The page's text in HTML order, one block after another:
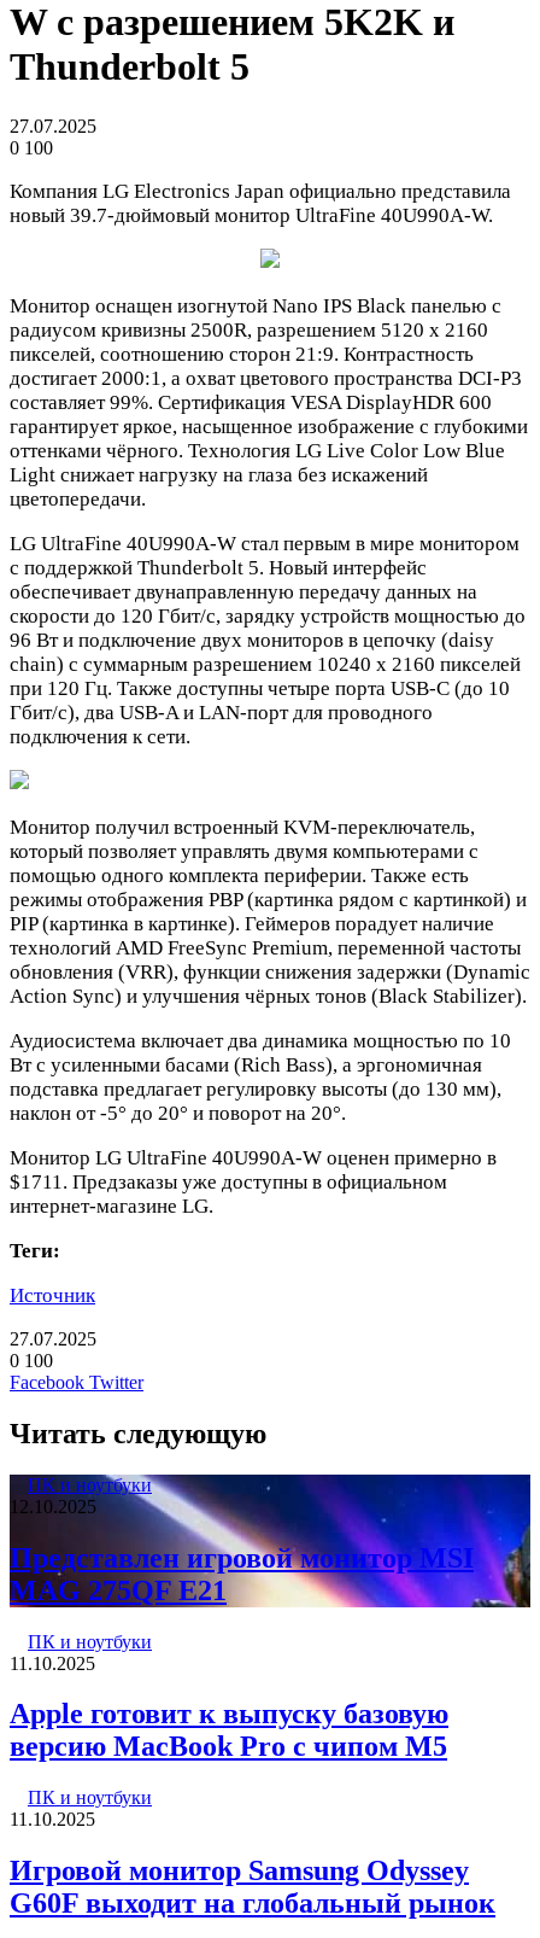
W с разрешением 5K2K и
Thunderbolt 5
27.07.2025
0 100
Компания LG Electronics Japan официально представила
новый 39.7-дюймовый монитор UltraFine 40U990A-W.
Монитор оснащен изогнутой Nano IPS Black панелью с
радиусом кривизны 2500R, разрешением 5120 х 2160
пикселей, соотношению сторон 21:9. Контрастность
достигает 2000:1, а охват цветового пространства DCI-P3
составляет 99%. Сертификация VESA DisplayHDR 600
гарантирует яркое, насыщенное изображение с глубокими
оттенками чёрного. Технология LG Live Color Low Blue
Light снижает нагрузку на глаза без искажений
цветопередачи.
LG UltraFine 40U990A-W стал первым в мире монитором
с поддержкой Thunderbolt 5. Новый интерфейс
обеспечивает двунаправленную передачу данных на
скорости до 120 Гбит/с, зарядку устройств мощностью до
96 Вт и подключение двух мониторов в цепочку (daisy
chain) с суммарным разрешением 10240 х 2160 пикселей
при 120 Гц. Также доступны четыре порта USB-C (до 10
Гбит/с), два USB-A и LAN-порт для проводного
подключения к сети.
Монитор получил встроенный KVM-переключатель,
который позволяет управлять двумя компьютерами с
помощью одного комплекта периферии. Также есть
режимы отображения PBP (картинка рядом с картинкой) и
PIP (картинка в картинке). Геймеров порадует наличие
технологий AMD FreeSync Premium, переменной частоты
обновления (VRR), функции снижения задержки (Dynamic
Action Sync) и улучшения чёрных тонов (Black Stabilizer).
Аудиосистема включает два динамика мощностью по 10
Вт с усиленными басами (Rich Bass), а эргономичная
подставка предлагает регулировку высоты (до 130 мм),
наклон от -5° до 20° и поворот на 20°.
Монитор LG UltraFine 40U990A-W оценен примерно в
$1711. Предзаказы уже доступны в официальном
интернет-магазине LG.
Теги:
Источник
27.07.2025
0 100
Facebook TwitterLinkedIn
Pinterest
Вконтакте
Одноклассники
Skype
WhatsApp
Telegram
Viber
Читать следующую
ПК и ноутбуки
12.10.2025
Представлен игровой монитор MSI
MAG 275QF E21
ПК и ноутбуки
11.10.2025
Apple готовит к выпуску базовую
версию MacBook Pro с чипом M5
ПК и ноутбуки
11.10.2025
Игровой монитор Samsung Odyssey
G60F выходит на глобальный рынок